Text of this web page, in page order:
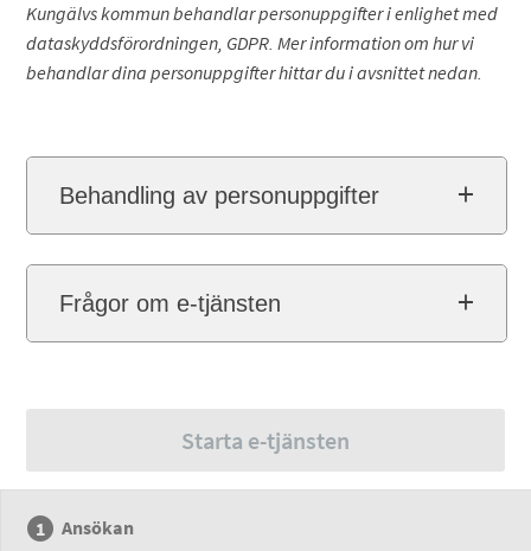
Kungälvs kommun behandlar personuppgifter i enlighet med
dataskyddsförordningen, GDPR. Mer information om hur vi
behandlar dina personuppgifter hittar du i avsnittet nedan.
Behandling av personuppgifter
Frågor om e-tjänsten
Starta e-tjänsten
Ansökan